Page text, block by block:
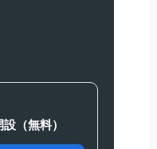
（無料）